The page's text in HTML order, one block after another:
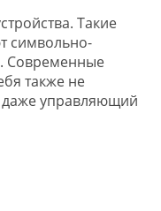
Такие
символьно-
Современные
также не
управляющий